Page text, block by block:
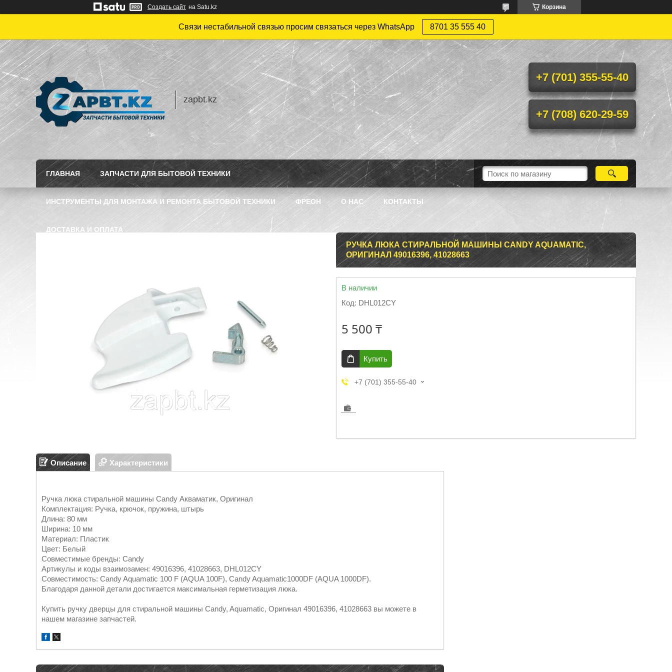
Создать сайт на Satu.kz Корзина
Связи нестабильной связью просим связаться через WhatsApp 8701 35 555 40
zapbt.kz
+7 (701) 355-55-40
+7 (708) 620-29-59
ГЛАВНАЯ ЗАПЧАСТИ ДЛЯ БЫТОВОЙ ТЕХНИКИ
ИНСТРУМЕНТЫ ДЛЯ МОНТАЖА И РЕМОНТА БЫТОВОЙ ТЕХНИКИ ФРЕОН О НАС КОНТАКТЫ
ДОСТАВКА И ОПЛАТА
РУЧКА ЛЮКА СТИРАЛЬНОЙ МАШИНЫ CANDY AQUAMATIC,
ОРИГИНАЛ 49016396, 41028663
В наличии
Код: DHL012CY
5 500 ₸
Купить
+7 (701) 355-55-40
Описание Характеристики
Ручка люка стиральной машины Candy Акваматик, Оригинал
Комплектация: Ручка, крючок, пружина, штырь
Длина: 80 мм
Ширина: 10 мм
Материал: Пластик
Цвет: Белый
Совместимые бренды: Candy
Артикулы и коды взаимозамен: 49016396, 41028663, DHL012CY
Совместимость: Candy Aquamatic 100 F (AQUA 100F), Candy Aquamatic1000DF (AQUA 1000DF).
Благодаря данной детали достигается максимальная герметизация люка.
Купить ручку дверцы для стиральной машины Candy, Aquamatic, Оригинал 49016396, 41028663 вы можете в
нашем магазине запчастей.